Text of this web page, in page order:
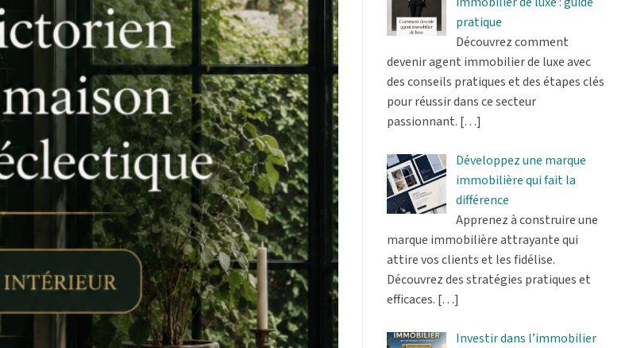
pratique
Découvrez comment
devenir agent immobilier de luxe avec
des conseils pratiques et des étapes clés
pour réussir dans ce secteur
passionnant. […]
Développez une marque
immobilière qui fait la
différence
Apprenez à construire une
marque immobilière attrayante qui
attire vos clients et les fidélise.
Découvrez des stratégies pratiques et
efficaces. […]
Investir dans l’immobilier